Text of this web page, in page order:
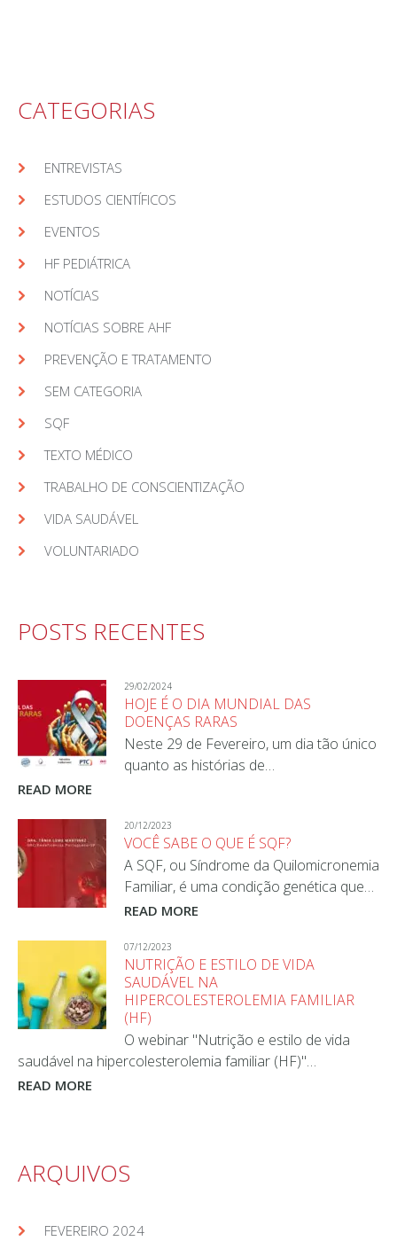
CATEGORIAS
ENTREVISTAS
ESTUDOS CIENTÍFICOS
EVENTOS
HF PEDIÁTRICA
NOTÍCIAS
NOTÍCIAS SOBRE AHF
PREVENÇÃO E TRATAMENTO
SEM CATEGORIA
SQF
TEXTO MÉDICO
TRABALHO DE CONSCIENTIZAÇÃO
VIDA SAUDÁVEL
VOLUNTARIADO
POSTS RECENTES
29/02/2024
HOJE É O DIA MUNDIAL DAS
DOENÇAS RARAS
Neste 29 de Fevereiro, um dia tão único
quanto as histórias de…
READ MORE
20/12/2023
VOCÊ SABE O QUE É SQF?
A SQF, ou Síndrome da Quilomicronemia
Familiar, é uma condição genética que…
READ MORE
07/12/2023
NUTRIÇÃO E ESTILO DE VIDA
SAUDÁVEL NA
HIPERCOLESTEROLEMIA FAMILIAR
(HF)
O webinar "Nutrição e estilo de vida
saudável na hipercolesterolemia familiar (HF)"…
READ MORE
ARQUIVOS
FEVEREIRO 2024